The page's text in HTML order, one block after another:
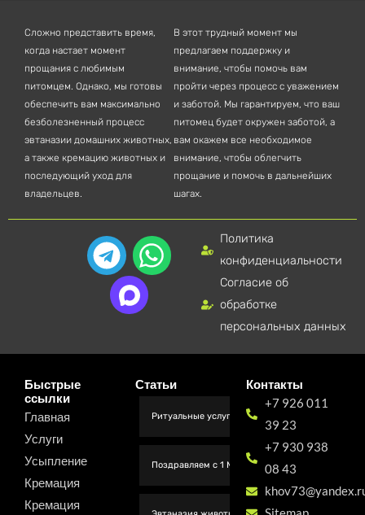
Сложно представить время,
когда настает момент
прощания с любимым
питомцем. Однако, мы готовы
обеспечить вам максимально
безболезненный процесс
эвтаназии домашних животных,
а также кремацию животных и
последующий уход для
владельцев.
В этот трудный момент мы
предлагаем поддержку и
внимание, чтобы помочь вам
пройти через процесс с уважением
и заботой. Мы гарантируем, что ваш
питомец будет окружен заботой, а
вам окажем все необходимое
внимание, чтобы облегчить
прощание и помочь в дальнейших
шагах.
T
e
l
g
W
h
s
a
p
Политика
конфиденциальности
Согласие об
обработке
персональных данных
Быстрые
ссылки
Главная
Услуги
Усыпление
Кремация
Кремация
Статьи
Ритуальные услуги для животных в Москве
Поздравляем с 1 Мая от коллектива Вет Легенда
Контакты
+7 926 011
39 23
+7 930 938
08 43